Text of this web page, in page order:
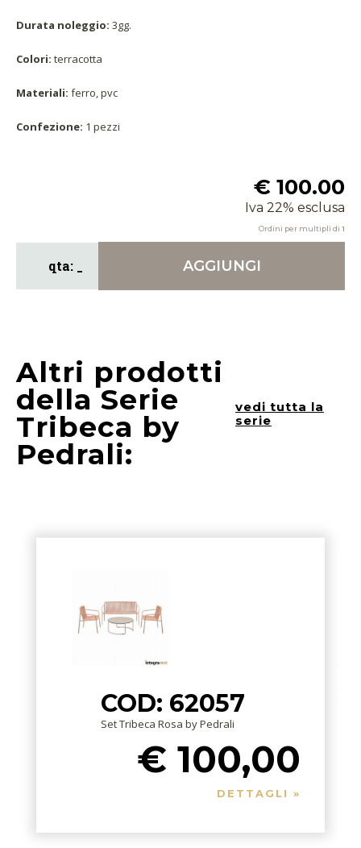
Durata noleggio: 3gg.
Colori: terracotta
Materiali: ferro, pvc
Confezione: 1 pezzi
€ 100.00
Iva 22% esclusa
Ordini per multipli di 1
AGGIUNGI
Altri prodotti
della Serie
Tribeca by
Pedrali:
vedi tutta la
serie
COD: 62057
Set Tribeca Rosa by Pedrali
€ 100,00
DETTAGLI »